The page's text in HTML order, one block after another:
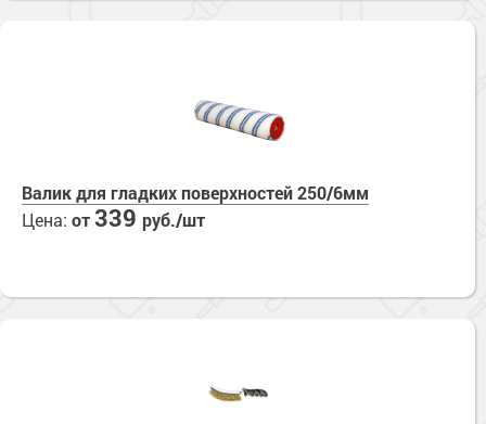
Валик для гладких поверхностей 250/6мм
Цена: от339 руб./шт